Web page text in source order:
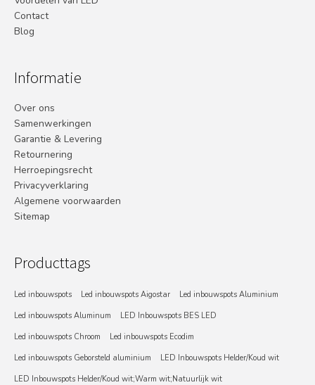
Contact
Blog
Informatie
Over ons
Samenwerkingen
Garantie & Levering
Retournering
Herroepingsrecht
Privacyverklaring
Algemene voorwaarden
Sitemap
Producttags
Led inbouwspots Led inbouwspots Aigostar
Led inbouwspots Aluminium
Led inbouwspots Aluminum
LED Inbouwspots BES LED
Led inbouwspots Chroom
Led inbouwspots Ecodim
Led inbouwspots Geborsteld aluminium
LED Inbouwspots Helder/Koud wit
LED Inbouwspots Helder/Koud wit;Warm wit;Natuurlijk wit